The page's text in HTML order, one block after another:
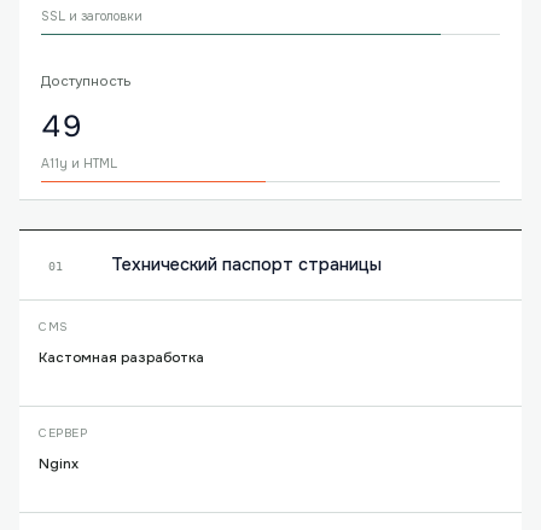
SSL и заголовки
Доступность
49
A11y и HTML
01 Технический паспорт страницы
CMS
Кастомная разработка
СЕРВЕР
Nginx